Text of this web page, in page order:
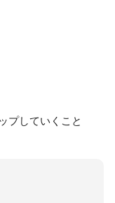
プしていくこと